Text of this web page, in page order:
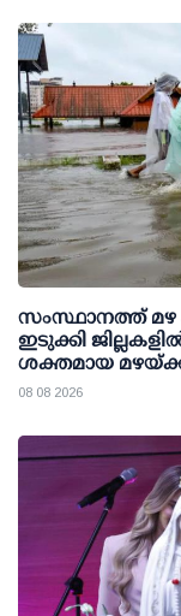
സംസ്ഥാനത്ത്
ഇടുക്കി
ശക്തമായ
08 08 2026